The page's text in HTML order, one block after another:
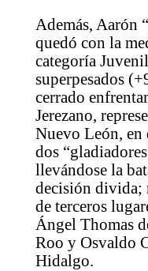
Además, Aarón
quedó con la
categoría
superpesados
cerrado
Jerezano,
Nuevo León,
dos
llevándose la
decisión divida;
de terceros
Ángel Thomas
Roo y Osvaldo
Hidalgo.